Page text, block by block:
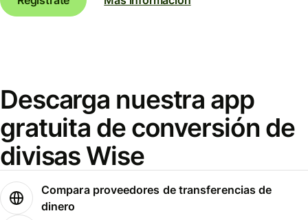
Descarga nuestra app
gratuita de conversión de
divisas Wise
Compara proveedores de transferencias de
dinero